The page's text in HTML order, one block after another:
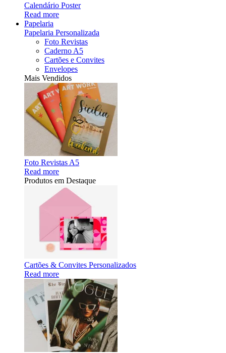
Calendário Poster
Read more
Papelaria
Papelaria Personalizada
Foto Revistas
Caderno A5
Cartões e Convites
Envelopes
Mais Vendidos
Foto Revistas A5
Read more
Produtos em Destaque
Cartões & Convites Personalizados
Read more